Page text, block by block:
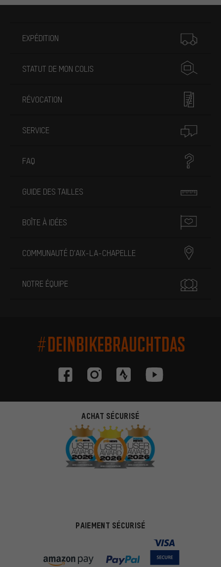
EXPÉDITION
STATUT DE MON COLIS
RÉVOCATION
SERVICE
FAQ
GUIDE DES TAILLES
BOÎTE À IDÉES
COMMUNAUTÉ D'AIX-LA-CHAPELLE
NOTRE ÉQUIPE
#DEINBIKEBRAUCHTDAS
ACHAT SÉCURISÉ
PAIEMENT SÉCURISÉ